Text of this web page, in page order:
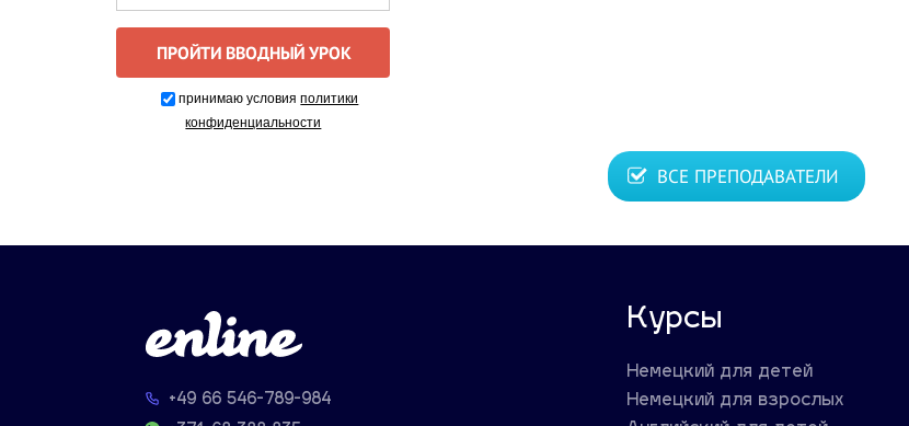
принимаю условияполитики
конфиденциальности
ВСЕ ПРЕПОДАВАТЕЛИ
+49 66 546-789-984
Курсы
Немецкий для детей
Немецкий для взрослых